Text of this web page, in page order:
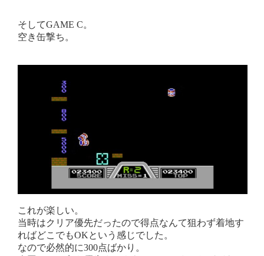
そしてGAME C。
空き缶撃ち。
これが楽しい。
当時はクリア優先だったので得点なんて狙わず着地す
ればどこでもOKという感じでした。
なので必然的に300点ばかり。